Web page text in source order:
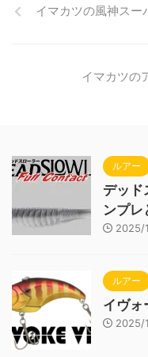
イマカツの風神スー
イマカツの
ルアー
デッド
ンプレ
2025/
ルアー
イヴォ
2025/